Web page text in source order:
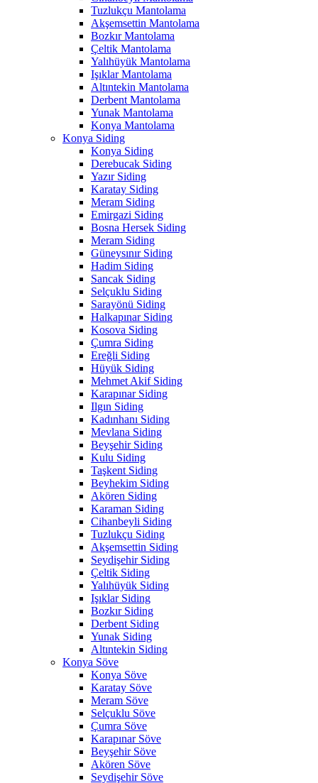
Tuzlukçu Mantolama
Akşemsettin Mantolama
Bozkır Mantolama
Çeltik Mantolama
Yalıhüyük Mantolama
Işıklar Mantolama
Altıntekin Mantolama
Derbent Mantolama
Yunak Mantolama
Konya Mantolama
Konya Siding
Konya Siding
Derebucak Siding
Yazır Siding
Karatay Siding
Meram Siding
Emirgazi Siding
Bosna Hersek Siding
Meram Siding
Güneysınır Siding
Hadim Siding
Sancak Siding
Selçuklu Siding
Sarayönü Siding
Halkapınar Siding
Kosova Siding
Çumra Siding
Ereğli Siding
Hüyük Siding
Mehmet Akif Siding
Karapınar Siding
Ilgın Siding
Kadınhanı Siding
Mevlana Siding
Beyşehir Siding
Kulu Siding
Taşkent Siding
Beyhekim Siding
Akören Siding
Karaman Siding
Cihanbeyli Siding
Tuzlukçu Siding
Akşemsettin Siding
Seydişehir Siding
Çeltik Siding
Yalıhüyük Siding
Işıklar Siding
Bozkır Siding
Derbent Siding
Yunak Siding
Altıntekin Siding
Konya Söve
Konya Söve
Karatay Söve
Meram Söve
Selçuklu Söve
Çumra Söve
Karapınar Söve
Beyşehir Söve
Akören Söve
Seydişehir Söve